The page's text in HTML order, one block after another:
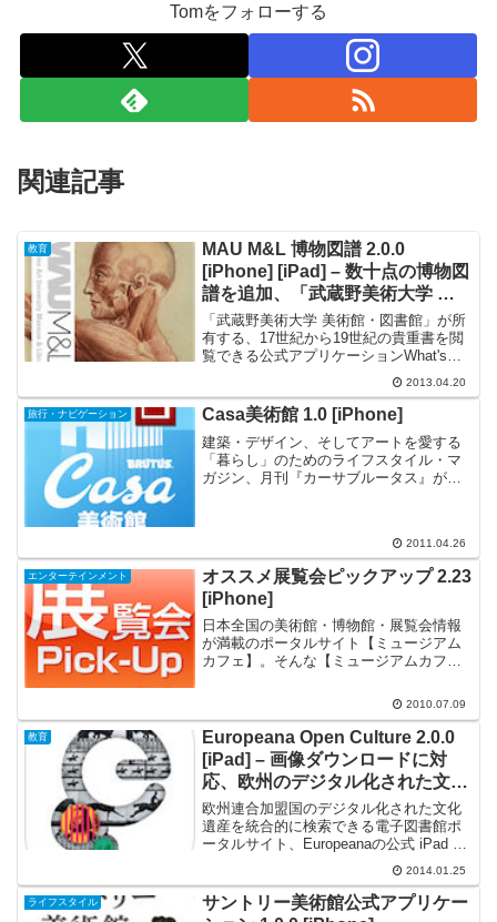
Tomをフォローする
関連記事
教育
MAU M&L 博物図譜 2.0.0
[iPhone] [iPad] – 数十点の博物図
譜を追加、「武蔵野美術大学 美
術館・図書館」所有の貴重書を高
精細画像で閲覧できる
「武蔵野美術大学 美術館・図書館」が所
有する、17世紀から19世紀の貴重書を閲
覧できる公式アプリケーションWhat's
New 新しいコレクションが閲覧可能にな
りました。 iPhone5に対応 ユーザー・エ
クスペリエンスの向上。昨年、栄えあ...
2013.04.20
旅行・ナビゲーション Casa美術館 1.0 [iPhone]
建築・デザイン、そしてアートを愛する
「暮らし」のためのライフスタイル・マ
ガジン、月刊『カーサブルータス』が案
2011.04.26
エンターテインメント
オススメ展覧会ピックアップ 2.23
[iPhone]
日本全国の美術館・博物館・展覧会情報
が満載のポータルサイト【ミュージアム
カフェ】。そんな【ミュージアムカフ
のチラシをピックアップした【Museum-
Café Monthly Guide】です。『オススメ
展...
2010.07.09
教育
Europeana Open Culture 2.0.0
[iPad] – 画像ダウンロードに対
応、欧州のデジタル化された文化
遺産35万点を統合的に検索できる
欧州連合加盟国のデジタル化された文化
遺産を統合的に検索できる電子図書館ポ
ータルサイト、Europeanaの公式 iPad ア
プリケーションWhat's New Supports
image download Automatic query ...
2014.01.25
ライフスタイル
サントリー美術館公式アプリケー